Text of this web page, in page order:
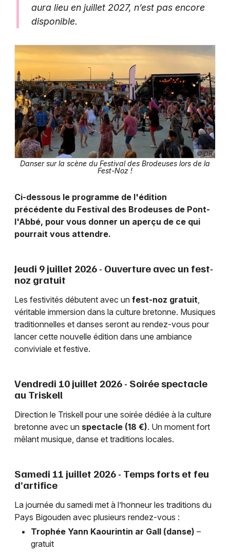
aura lieu en juillet 2027, n’est pas encore
disponible.
© DR
Danser sur la scène du Festival des Brodeuses lors de la
Fest-Noz !
Ci-dessous le programme de l'édition
précédente du Festival des Brodeuses de Pont-
l'Abbé, pour vous donner un aperçu de ce qui
pourrait vous attendre.
Jeudi 9 juillet 2026 - Ouverture avec un fest-
noz gratuit
Les festivités débutent avec un fest-noz gratuit
véritable immersion dans la culture bretonne. Musiques
traditionnelles et danses seront au rendez-vous pour
lancer cette nouvelle édition dans une ambiance
conviviale et festive.
Vendredi 10 juillet 2026 - Soirée spectacle
au Triskell
Direction le Triskell pour une soirée dédiée à la culture
bretonne avec un spectacle (18 €). Un moment fort
mêlant musique, danse et traditions locales.
Samedi 11 juillet 2026 - Temps forts et feu
d’artifice
La journée du samedi met à l’honneur les traditions du
Pays Bigouden avec plusieurs rendez-vous :
Trophée Yann Kaourintin ar Gall (danse) –
gratuit